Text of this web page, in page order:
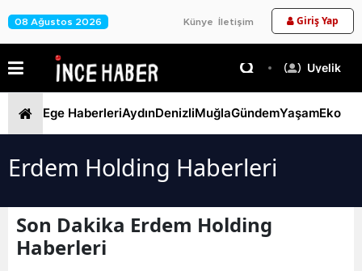
08 Ağustos 2026 Künye İletişim Giriş Yap
Üyelik
Ege HaberleriAydınDenizliMuğlaGündemYaşam
Erdem Holding Haberleri
Son Dakika Erdem Holding
Haberleri